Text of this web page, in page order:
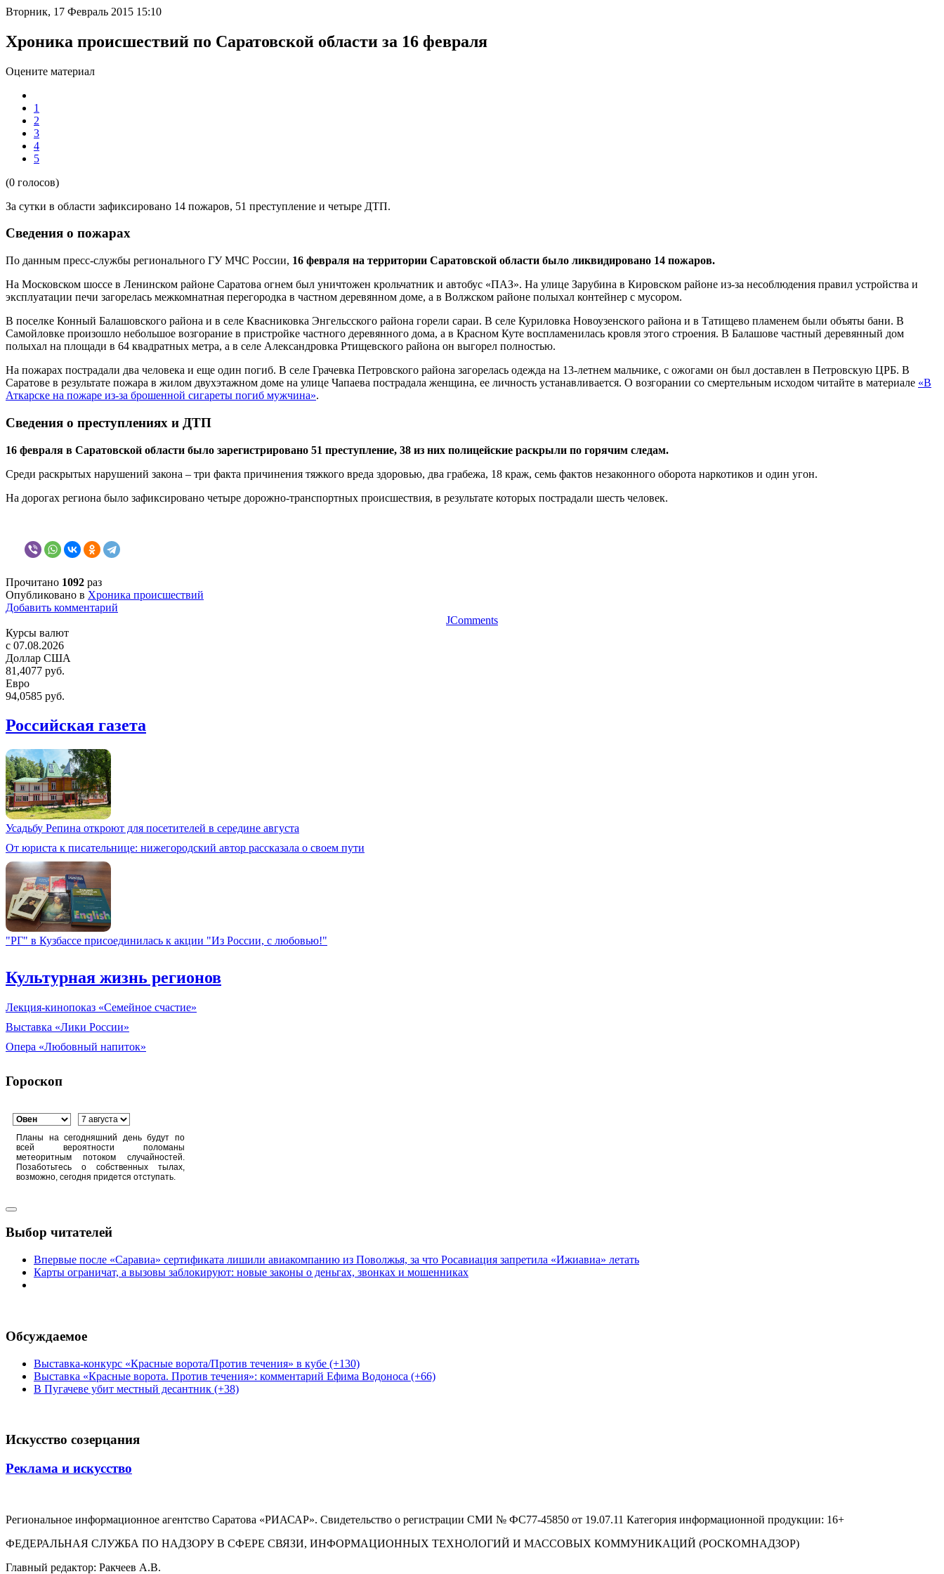
Вторник, 17 Февраль 2015 15:10
Хроника происшествий по Саратовской области за 16 февраля
Оцените материал
1
2
3
4
5
(0 голосов)
За сутки в области зафиксировано 14 пожаров, 51 преступление и четыре ДТП.
Cведения о пожарах
По данным пресс-службы регионального ГУ МЧС России, 16 февраля на территории Саратовской области было ликвидировано 14 пожаров.
На Московском шоссе в Ленинском районе Саратова огнем был уничтожен крольчатник и автобус «ПАЗ». На улице Зарубина в Кировском районе из-за несоблюдения правил устройства и
эксплуатации печи загорелась межкомнатная перегородка в частном деревянном доме, а в Волжском районе полыхал контейнер с мусором.
В поселке Конный Балашовского района и в селе Квасниковка Энгельсского района горели сараи. В селе Куриловка Новоузенского района и в Татищево пламенем были объяты бани. В
Самойловке произошло небольшое возгорание в пристройке частного деревянного дома, а в Красном Куте воспламенилась кровля этого строения. В Балашове частный деревянный дом
полыхал на площади в 64 квадратных метра, а в селе Александровка Ртищевского района он выгорел полностью.
На пожарах пострадали два человека и еще один погиб. В селе Грачевка Петровского района загорелась одежда на 13-летнем мальчике, с ожогами он был доставлен в Петровскую ЦРБ. В
Саратове в результате пожара в жилом двухэтажном доме на улице Чапаева пострадала женщина, ее личность устанавливается. О возгорании со смертельным исходом читайте в материале «В
Аткарске на пожаре из-за брошенной сигареты погиб мужчина».
Сведения о преступлениях и ДТП
16 февраля в Саратовской области было зарегистрировано 51 преступление, 38 из них полицейские раскрыли по горячим следам.
Среди раскрытых нарушений закона – три факта причинения тяжкого вреда здоровью, два грабежа, 18 краж, семь фактов незаконного оборота наркотиков и один угон.
На дорогах региона было зафиксировано четыре дорожно-транспортных происшествия, в результате которых пострадали шесть человек.
Прочитано 1092 раз
Опубликовано в Хроника происшествий
Добавить комментарий
JComments
Курсы валют
c 07.08.2026
Доллар США
81,4077 руб.
Евро
94,0585 руб.
Российская газета
Усадьбу Репина откроют для посетителей в середине августа
От юриста к писательнице: нижегородский автор рассказала о своем пути
"РГ" в Кузбассе присоединилась к акции "Из России, с любовью!"
Культурная жизнь регионов
Лекция-кинопоказ «Семейное счастие»
Выставка «Лики России»
Опера «Любовный напиток»
Гороскоп
Планы на сегодняшний день будут по
всей вероятности поломаны
метеоритным потоком случайностей.
Позаботьтесь о собственных тылах,
возможно, сегодня придется отступать.
Выбор читателей
Впервые после «Саравиа» сертификата лишили авиакомпанию из Поволжья, за что Росавиация запретила «Ижиавиа» летать
Карты ограничат, а вызовы заблокируют: новые законы о деньгах, звонках и мошенниках
Обсуждаемое
Выставка-конкурс «Красные ворота/Против течения» в кубе (+130)
Выставка «Красные ворота. Против течения»: комментарий Ефима Водоноса (+66)
В Пугачеве убит местный десантник (+38)
Искусство созерцания
Реклама и искусство
Региональное информационное агентство Саратова «РИАСАР». Свидетельство о регистрации СМИ № ФС77-45850 от 19.07.11 Категория информационной продукции: 16+
ФЕДЕРАЛЬНАЯ СЛУЖБА ПО НАДЗОРУ В СФЕРЕ СВЯЗИ, ИНФОРМАЦИОННЫХ ТЕХНОЛОГИЙ И МАССОВЫХ КОММУНИКАЦИЙ (РОСКОМНАДЗОР)
Главный редактор: Ракчеев А.В.